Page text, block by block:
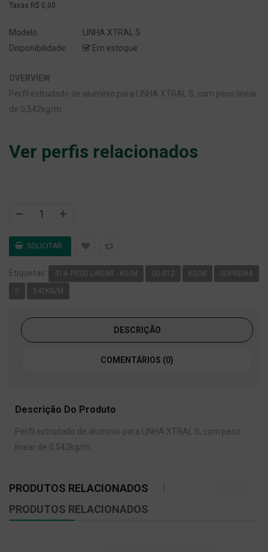
Taxas R$ 0,00
Modelo:
LINHA XTRAL S
Disponibilidade:
Em estoque
OVERVIEW
Perfil extrudado de alumínio para LINHA XTRAL S, com peso linear
de 0,542kg/m.
Ver perfis relacionados
Etiquetas: 414- PESO LINEAR - KG/M SU-012 KG/M SUPREMA
0 542KG/M
DESCRIÇÃO
COMENTÁRIOS (0)
Descrição Do Produto
Perfil extrudado de alumínio para LINHA XTRAL S, com peso
linear de 0,542kg/m.
PRODUTOS RELACIONADOS
PRODUTOS RELACIONADOS